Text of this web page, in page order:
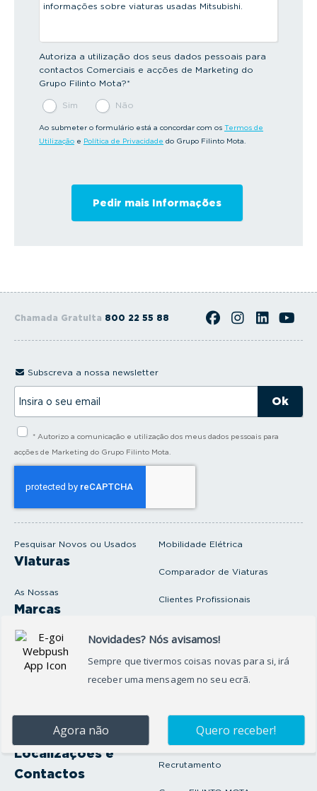
Autoriza a utilização dos seus dados pessoais para
contactos Comerciais e acções de Marketing do
Grupo Filinto Mota?*
Sim Não
Ao submeter o formulário está a concordar com os Termos de
Utilização e Política de Privacidade do Grupo Filinto Mota.
Chamada Gratuita 800 22 55 88
Pesquisar Novos ou Usados
Viaturas
As Nossas
Marcas
Produtos e serviços
Oficina
Onde Estamos
Localizações e
Contactos
Mobilidade Elétrica
Comparador de Viaturas
Clientes Profissionais
Seguros Protector
Artigos e Notícias
Recrutamento
Subscreva a nossa newsletter
s
l
* Autorizo a comunicação e utilização dos meus dados pessoais para
acções de Marketing do Grupo Filinto Mota.